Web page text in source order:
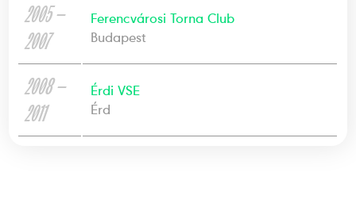
2005 —
2007
Ferencvárosi Torna Club
Budapest
2008 —
2011
Érdi VSE
Érd